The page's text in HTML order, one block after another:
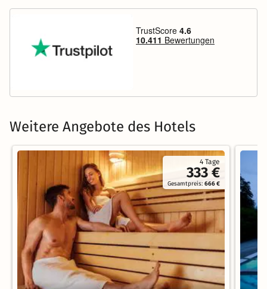
Weitere Angebote des Hotels
4 Tage
333 €
Gesamtpreis:666 €